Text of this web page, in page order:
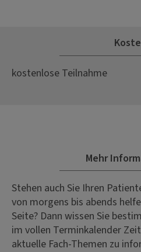
kostenlose Teilnahme
Mehr
Stehen auch Sie Ihren
von morgens bis abends
Seite? Dann wissen Sie
im vollen Terminkalender
aktuelle Fach-Themen zu